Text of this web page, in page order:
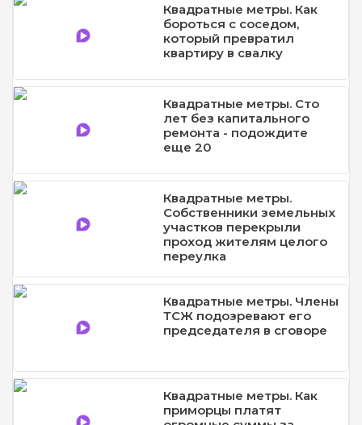
Квадратные метры. Как
бороться с соседом,
который превратил
квартиру в свалку
Квадратные метры. Сто
лет без капитального
ремонта - подождите
еще 20
Квадратные метры.
Собственники земельных
участков перекрыли
проход жителям целого
переулка
Квадратные метры. Члены
ТСЖ подозревают его
председателя в сговоре
Квадратные метры. Как
приморцы платят